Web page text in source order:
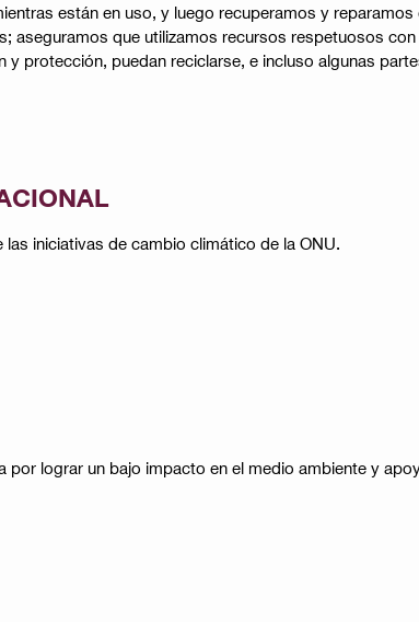
están en uso, y luego recuperamos y
aseguramos que utilizamos recursos respetuosos
protección, puedan reciclarse, e incluso algunas
iniciativas de cambio climático de la ONU​​.
por lograr un bajo impacto en el medio ambiente y